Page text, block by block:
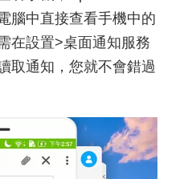
腦中直接查看手機中的
在設置>桌面通知服務
取通知，您就不會錯過